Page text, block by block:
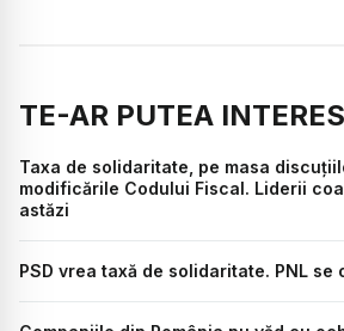
TE-AR PUTEA
Taxa de solidaritate, pe masa
modificările Codului Fiscal. Liderii
astăzi
PSD vrea taxă de solidaritate. PNL se